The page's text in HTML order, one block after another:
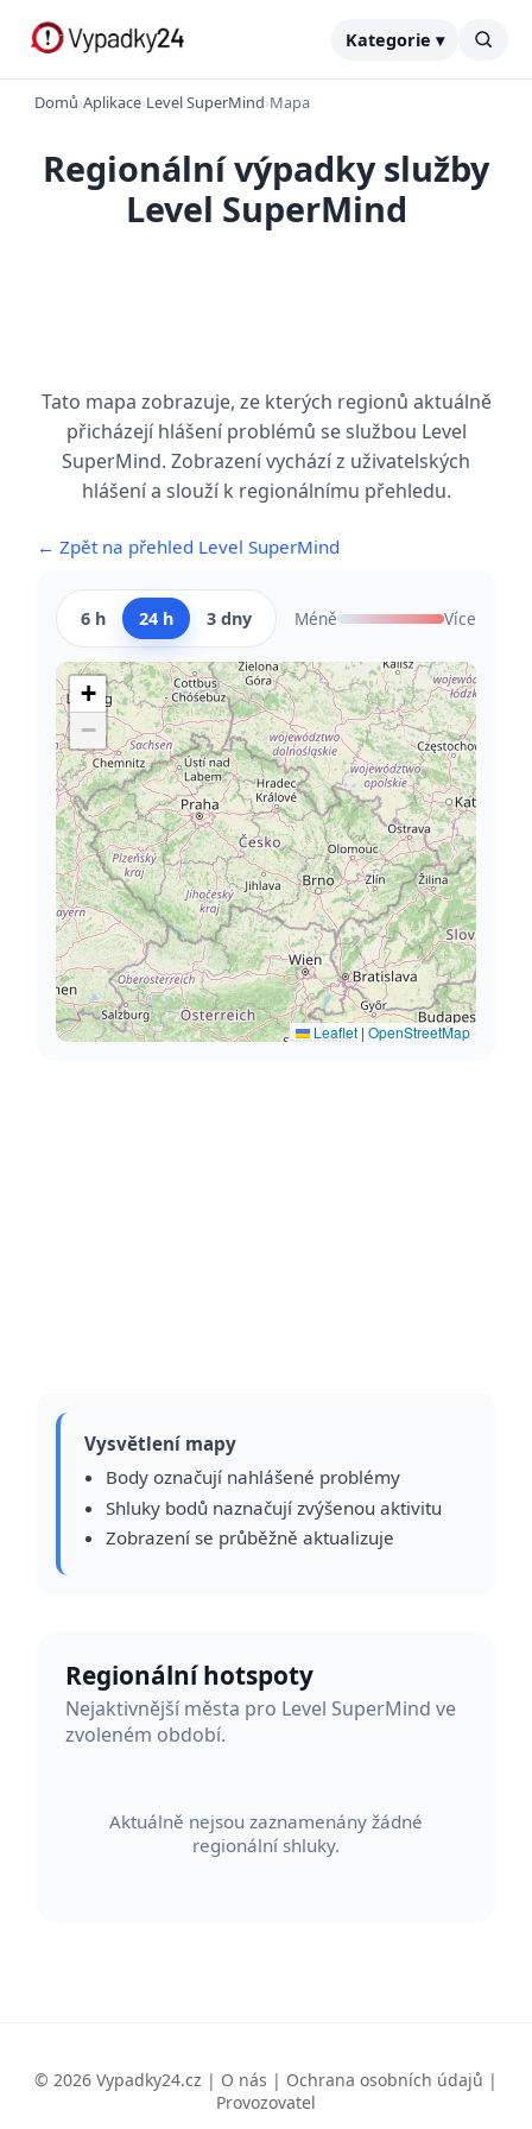
Kategorie ▾
Domů›Aplikace›Level SuperMind›Mapa
Regionální výpadky služby
Level SuperMind
Tato mapa zobrazuje, ze kterých regionů aktuálně
přicházejí hlášení problémů se službou Level
SuperMind. Zobrazení vychází z uživatelských
hlášení a slouží k regionálnímu přehledu.
← Zpět na přehled Level SuperMind
6 h 24 h 3 dny Méně Více
+
−
Leaflet | OpenStreetMap
Vysvětlení mapy
Body označují nahlášené problémy
Shluky bodů naznačují zvýšenou aktivitu
Zobrazení se průběžně aktualizuje
Regionální hotspoty
Nejaktivnější města pro Level SuperMind ve
zvoleném období.
Aktuálně nejsou zaznamenány žádné
regionální shluky.
© 2026 Vypadky24.cz | O nás | Ochrana osobních údajů |
Provozovatel